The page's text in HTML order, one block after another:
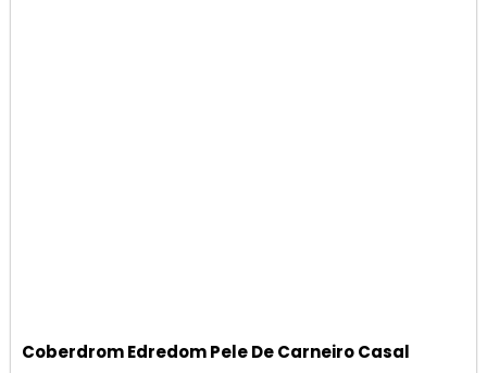
Coberdrom Edredom Pele De Carneiro Casal